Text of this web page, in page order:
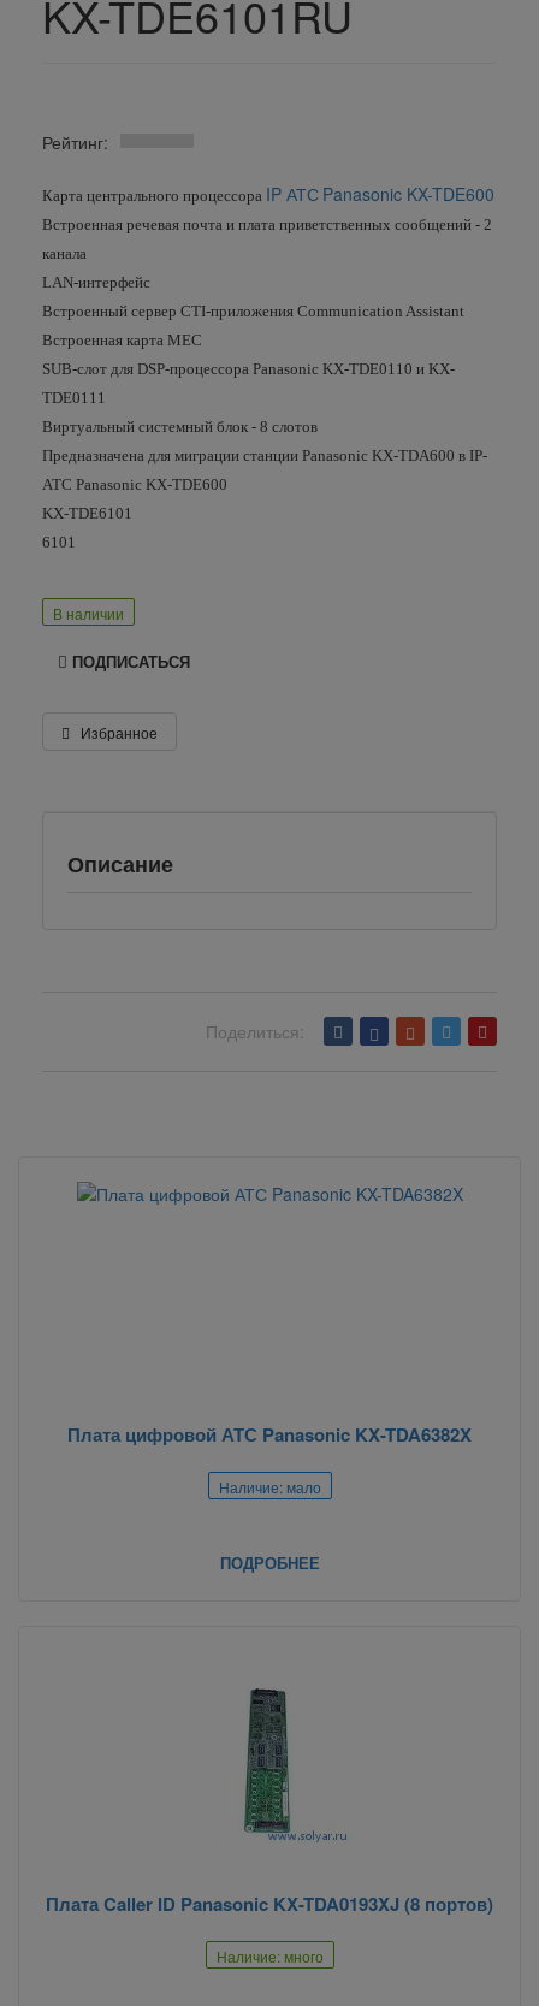
KX-TDE6101RU
Рейтинг:
Карта центрального процессора IP АТС Panasonic KX-TDE600
Встроенная речевая почта и плата приветственных сообщений - 2
канала
LAN-интерфейс
Встроенный сервер CTI-приложения Communication Assistant
Встроенная карта MEC
SUB-слот для DSP-процессора Panasonic KX-TDE0110 и KX-
TDE0111
Виртуальный системный блок - 8 слотов
Предназначена для миграции станции Panasonic KX-TDA600 в IP-
АТС Panasonic KX-TDE600
KX-TDE6101
6101
В наличии
ПОДПИСАТЬСЯ
Избранное
Описание
Поделиться:
Плата цифровой АТС Panasonic KX-TDA6382X
Наличие: мало
ПОДРОБНЕЕ
Плата Caller ID Panasonic KX-TDA0193XJ (8 портов)
Наличие: много